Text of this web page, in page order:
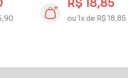
R$ 18,85
ou 1x de R$ 18,85